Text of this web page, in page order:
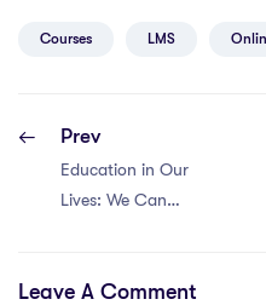
Courses LMS
Prev
Education in Our
Lives: We Can
Leave A Comment